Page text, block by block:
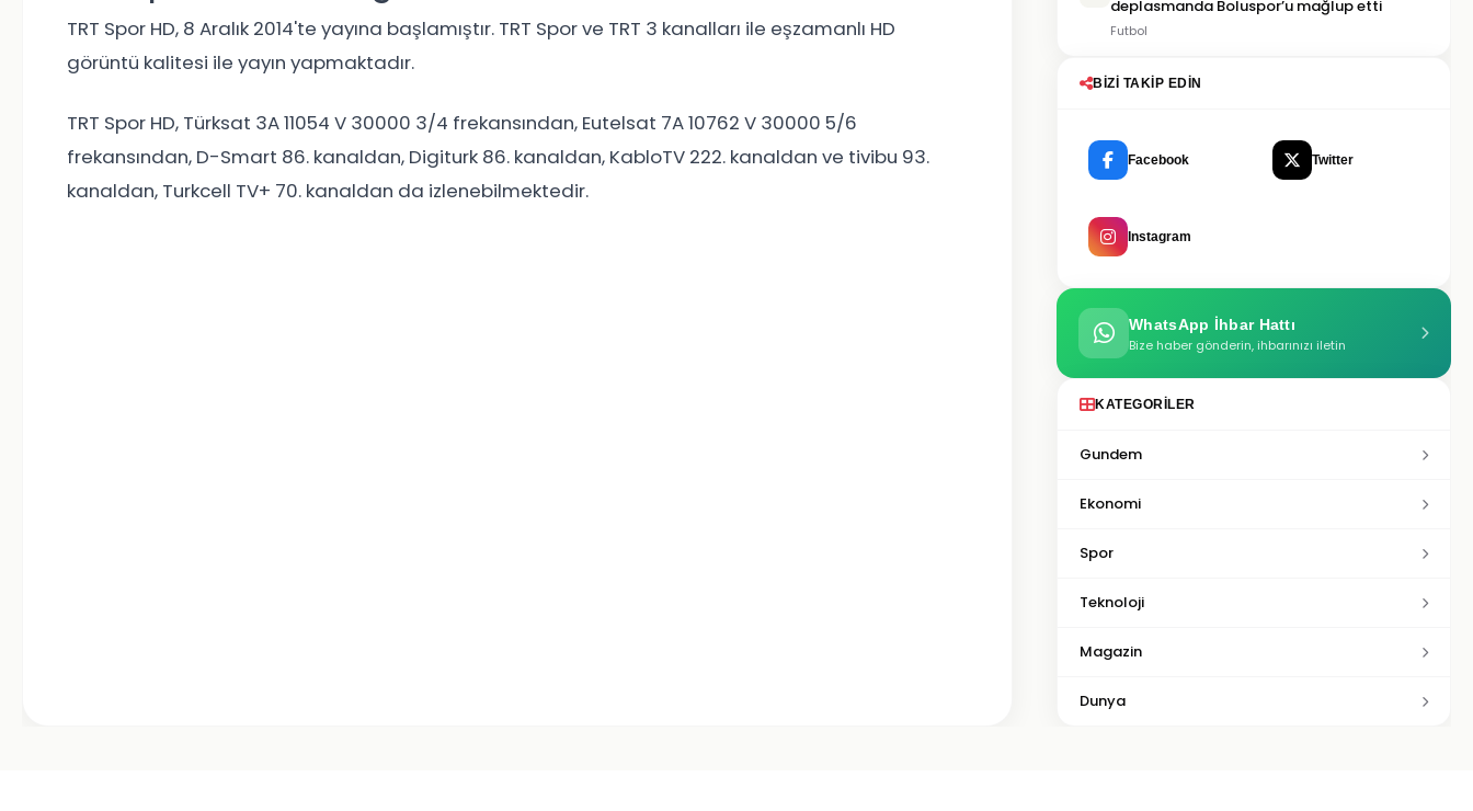
TRT Spor HD, 8 Aralık 2014'te yayına başlamıştır. TRT Spor ve TRT 3 kanalları ile eşzamanlı HD
görüntü kalitesi ile yayın yapmaktadır.
TRT Spor HD, Türksat 3A 11054 V 30000 3/4 frekansından, Eutelsat 7A 10762 V 30000 5/6
frekansından, D-Smart 86. kanaldan, Digiturk 86. kanaldan, KabloTV 222. kanaldan ve tivibu 93.
kanaldan, Turkcell TV+ 70. kanaldan da izlenebilmektedir.
deplasmanda Boluspor’u mağlup etti
Futbol
BIZI TAKIP EDIN
Facebook Twitter
Instagram
WhatsApp İhbar Hattı
Bize haber gönderin, ihbarınızı iletin
KATEGORILER
Gundem
Ekonomi
Spor
Teknoloji
Magazin
Dunya